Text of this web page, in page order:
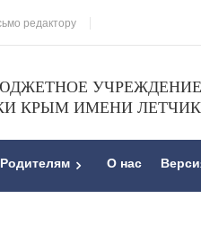
редактору
УЧРЕЖДЕНИЕ
КРЫМ ИМЕНИ
Родителям О нас